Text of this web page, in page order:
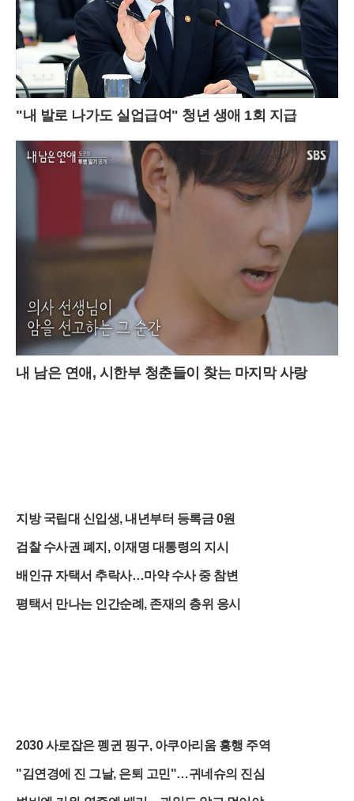
"내 발로 나가도 실업급여" 청년 생애 1회 지급
내 남은 연애, 시한부 청춘들이 찾는 마지막 사랑
지방 국립대 신입생, 내년부터 등록금 0원
검찰 수사권 폐지, 이재명 대통령의 지시
배인규 자택서 추락사…마약 수사 중 참변
평택서 만나는 인간순례, 존재의 층위 응시
2030 사로잡은 펭귄 핑구, 아쿠아리움 흥행 주역
"김연경에 진 그날, 은퇴 고민"…귀네슈의 진심